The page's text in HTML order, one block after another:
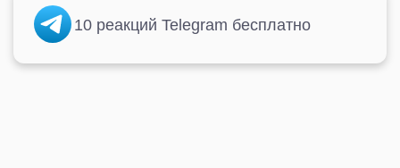
10 реакций Telegram бесплатно